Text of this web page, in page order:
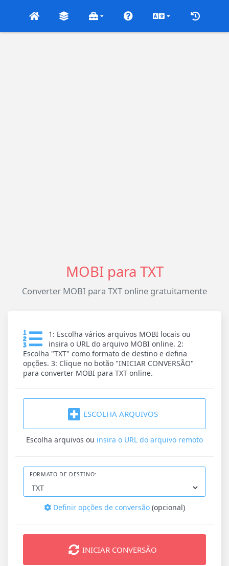
MOBI para TXT
Converter MOBI para TXT online gratuitamente
1: Escolha vários arquivos MOBI locais ou
insira o URL do arquivo MOBI online. 2:
Escolha "TXT" como formato de destino e defina
opções. 3: Clique no botão "INICIAR CONVERSÃO"
para converter MOBI para TXT online.
ESCOLHA ARQUIVOS
Escolha arquivos ou insira o URL do arquivo remoto
FORMATO DE DESTINO:
Definir opções de conversão (opcional)
INICIAR CONVERSÃO